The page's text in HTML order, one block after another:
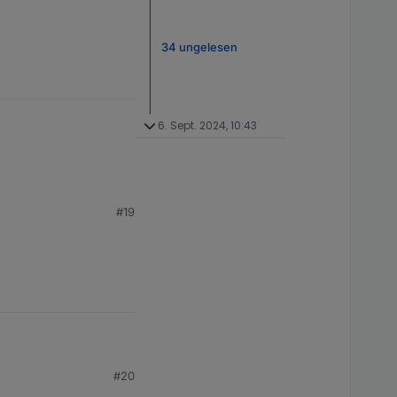
1~deb12u1]
#19
#20
34 ungelesen
6. Sept. 2024, 10:43